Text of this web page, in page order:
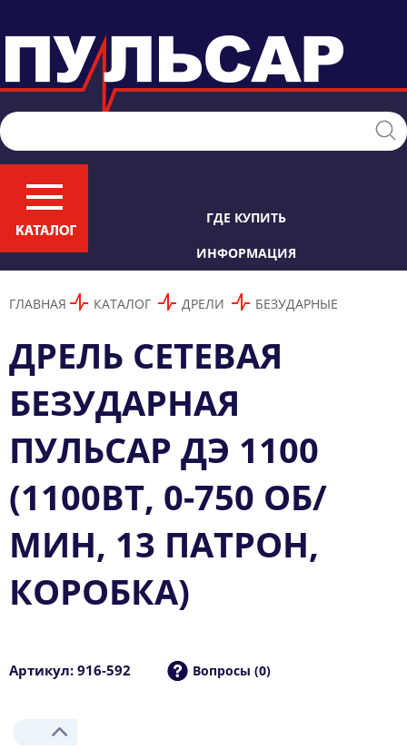
ГДЕ КУПИТЬ
ИНФОРМАЦИЯ
ГЛАВНАЯ КАТАЛОГ ДРЕЛИ БЕЗУДАРНЫЕ
ДРЕЛЬ СЕТЕВАЯ
БЕЗУДАРНАЯ
ПУЛЬСАР ДЭ 1100
(1100ВТ, 0-750 ОБ/
МИН, 13 ПАТРОН,
КОРОБКА)
Артикул: 916-592 Вопросы (0)